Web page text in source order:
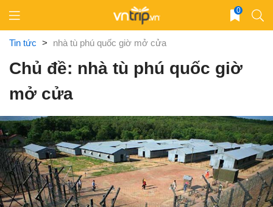
content
0
Tin tức > nhà tù phú quốc giờ mở cửa
Chủ đề: nhà tù phú quốc giờ
mở cửa